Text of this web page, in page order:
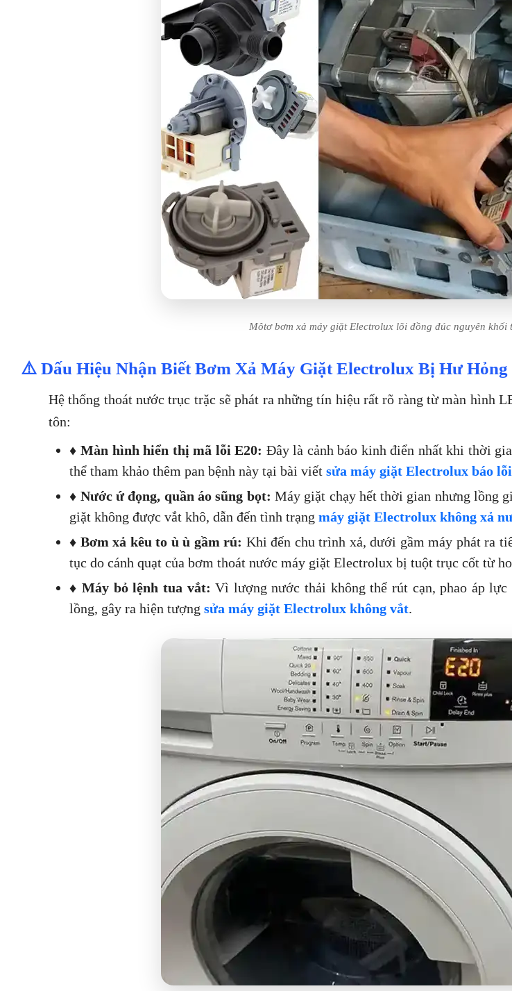
Môtơ bơm xả máy giặt Electrolux lõi đồng đúc nguyên khối
⚠️ Dấu Hiệu Nhận Biết Bơm Xả Máy Giặt Electrolux Bị Hư Hỏng
Hệ thống thoát nước trục trặc sẽ phát ra những tín hiệu rất rõ ràng từ màn hình
tôn:
♦ Màn hình hiển thị mã lỗi E20: Đây là cảnh báo kinh điển nhất khi thời
thể tham khảo thêm pan bệnh này tại bài viết sửa máy giặt Electrolux báo
♦ Nước ứ đọng, quần áo sũng bọt: Máy giặt chạy hết thời gian nhưng lồng
giặt không được vắt khô, dẫn đến tình trạng máy giặt Electrolux không xả
♦ Bơm xả kêu to ù ù gầm rú: Khi đến chu trình xả, dưới gầm máy phát ra
tục do cánh quạt của bơm thoát nước máy giặt Electrolux bị tuột trục cốt từ
♦Máy bỏ lệnh tua vắt: Vì lượng nước thải không thể rút cạn, phao áp lực
lồng, gây ra hiện tượng sửa máy giặt Electrolux không vắt.